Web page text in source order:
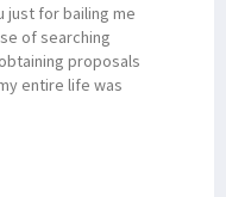
just for bailing me
of searching
proposals
entire life was